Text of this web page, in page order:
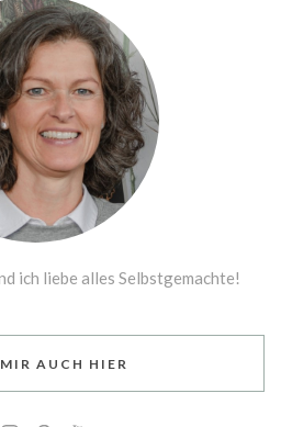
ich liebe alles Selbstgemachte!
AUCH HIER